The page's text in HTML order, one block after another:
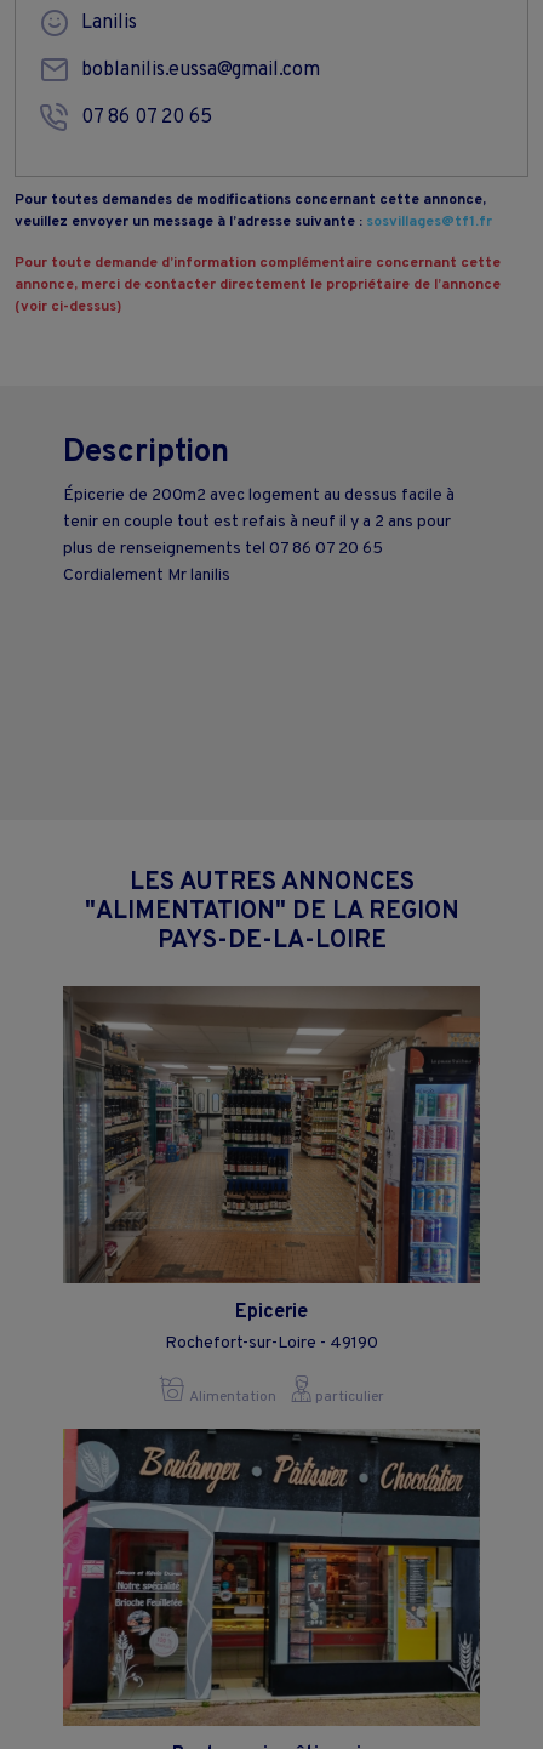
Lanilis
boblanilis.eussa@gmail.com
07 86 07 20 65
Pour toutes demandes de modifications concernant cette annonce,
veuillez envoyer un message à l’adresse suivante : sosvillages@tf1.fr
Pour toute demande d’information complémentaire concernant cette
annonce, merci de contacter directement le propriétaire de l’annonce
(voir ci-dessus)
Description
Épicerie de 200m2 avec logement au dessus facile à
tenir en couple tout est refais à neuf il y a 2 ans pour
plus de renseignements tel 07 86 07 20 65
Cordialement Mr lanilis
LES AUTRES ANNONCES
"ALIMENTATION" DE LA REGION
PAYS-DE-LA-LOIRE
Epicerie
Rochefort-sur-Loire - 49190
Alimentation particulier